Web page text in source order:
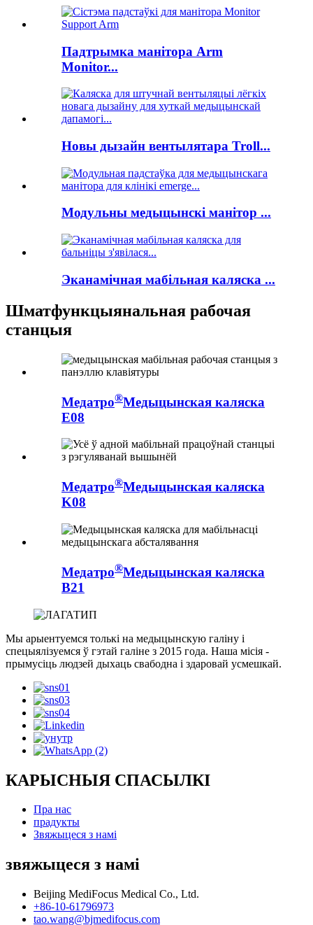
Падтрымка манітора Arm
Monitor...
Новы дызайн вентылятара Troll...
Модульны медыцынскі манітор ...
Эканамічная мабільная каляска ...
Шматфункцыянальная рабочая
станцыя
Медатро®Медыцынская каляска
E08
Медатро®Медыцынская каляска
K08
Медатро®Медыцынская каляска
B21
Мы арыентуемся толькі на медыцынскую галіну і
спецыялізуемся ў гэтай галіне з 2015 года. Наша місія -
прымусіць людзей дыхаць свабодна і здаровай усмешкай.
КАРЫСНЫЯ СПАСЫЛКІ
Пра нас
прадукты
Звяжыцеся з намі
звяжыцеся з намі
Beijing MediFocus Medical Co., Ltd.
+86-10-61796973
tao.wang@bjmedifocus.com